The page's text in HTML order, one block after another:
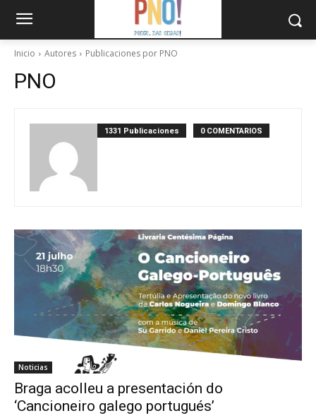
Inicio Autores Publicaciones por PNO
PNO
1331 Publicaciones 0 COMENTARIOS
Noticias
Braga acolleu a presentación do
‘Cancioneiro galego portugués’